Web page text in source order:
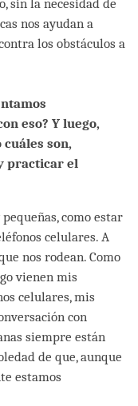
sin la necesidad de
nos ayudan a
los obstáculos a
eso? Y luego,
son,
practicar el
como estar
celulares. A
nos rodean. Como
vienen mis
celulares, mis
con
siempre están
de que, aunque
estamos